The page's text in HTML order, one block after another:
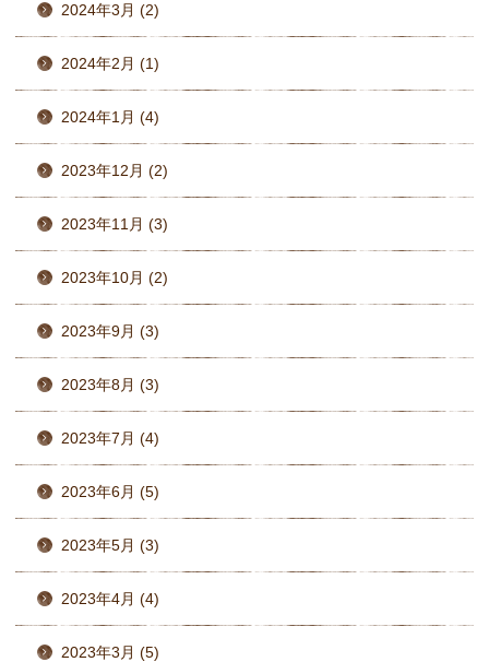
2024年3月 (2)
2024年2月 (1)
2024年1月 (4)
2023年12月 (2)
2023年11月 (3)
2023年10月 (2)
2023年9月 (3)
2023年8月 (3)
2023年7月 (4)
2023年6月 (5)
2023年5月 (3)
2023年4月 (4)
2023年3月 (5)